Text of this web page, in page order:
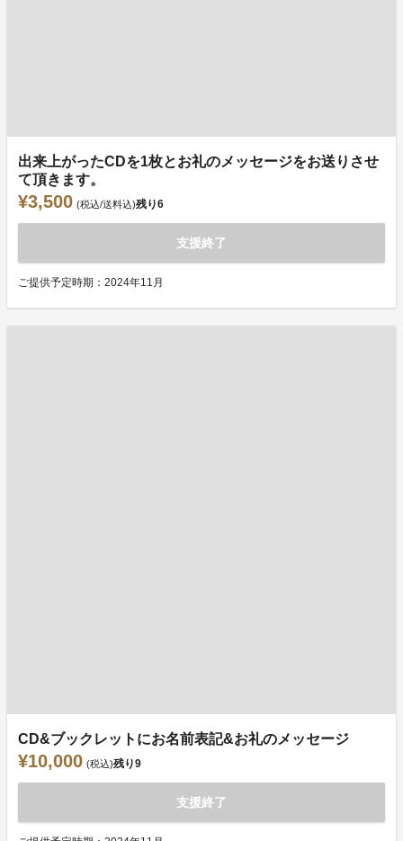
出来上がったCDを1枚とお礼のメッセージをお送りさせ
て頂きます。
¥3,500 (税込/送料込)残り6
支援終了
ご提供予定時期：2024年11月
CD&ブックレットにお名前表記&お礼のメッセージ
¥10,000 (税込)残り9
支援終了